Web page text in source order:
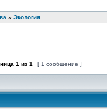
» Экология
1 из 1 [ 1 сообщение ]